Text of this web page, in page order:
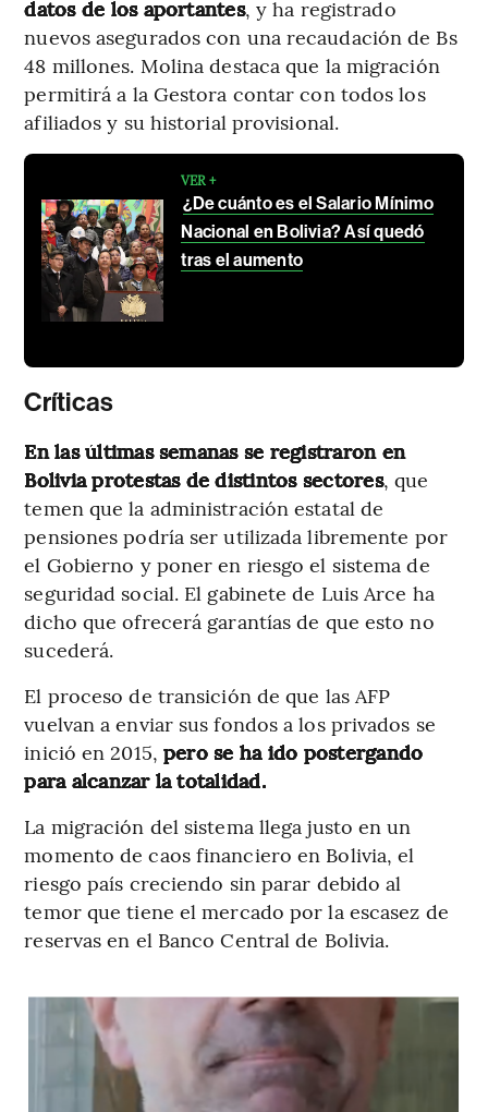
datos de los aportantes, y ha registrado
nuevos asegurados con una recaudación de Bs
48 millones. Molina destaca que la migración
permitirá a la Gestora contar con todos los
afiliados y su historial provisional.
VER +
¿De cuánto es el Salario Mínimo
Nacional en Bolivia? Así quedó
tras el aumento
Críticas
En las últimas semanas se registraron en
Bolivia protestas de distintos sectores, que
temen que la administración estatal de
pensiones podría ser utilizada libremente por
el Gobierno y poner en riesgo el sistema de
seguridad social. El gabinete de Luis Arce ha
dicho que ofrecerá garantías de que esto no
sucederá.
El proceso de transición de que las AFP
vuelvan a enviar sus fondos a los privados se
inició en 2015, pero se ha ido postergando
para alcanzar la totalidad.
La migración del sistema llega justo en un
momento de caos financiero en Bolivia, el
riesgo país creciendo sin parar debido al
temor que tiene el mercado por la escasez de
reservas en el Banco Central de Bolivia.